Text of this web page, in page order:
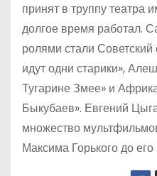
принят в труппу театра
долгое время работал.
ролями стали
идут одни старики»,
Тугарине Змее» и
Быкубаев». Евгений
множество
Максима Горького до